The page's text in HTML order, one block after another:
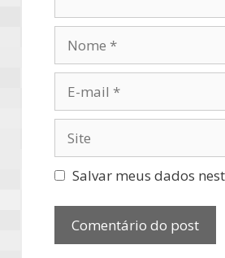
mail
Salvar meus dados